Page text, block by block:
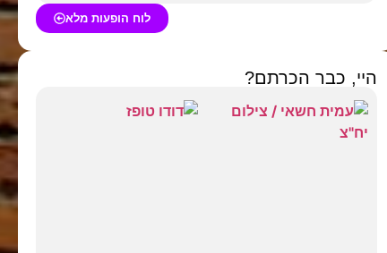
לוח הופעות מלא
היי, כבר הכרתם?